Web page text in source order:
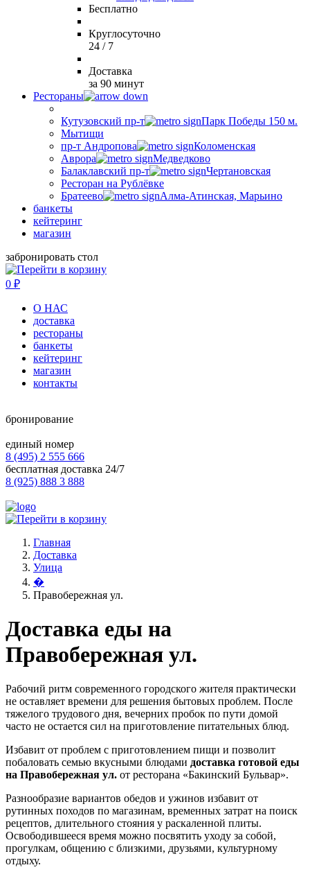
Бесплатно
Круглосуточно
24 / 7
Доставка
за 90 минут
Рестораны
Кутузовский пр-т
Парк Победы 150 м.
Мытищи
пр-т Андропова
Коломенская
Аврора
Медведково
Балаклавский пр-т
Чертановская
Ресторан на Рублёвке
Братеево
Алма-Атинская, Марьино
банкеты
кейтеринг
магазин
забронировать стол
0 ₽
О НАС
доставка
рестораны
банкеты
кейтеринг
магазин
контакты
бронирование
единый номер
8 (495) 2 555 666
бесплатная доставка 24/7
8 (925) 888 3 888
Главная
Доставка
Улица
�
Правобережная ул.
Доставка еды на
Правобережная ул.
Рабочий ритм современного городского жителя практически
не оставляет времени для решения бытовых проблем. После
тяжелого трудового дня, вечерних пробок по пути домой
часто не остается сил на приготовление питательных блюд.
Избавит от проблем с приготовлением пищи и позволит
побаловать семью вкусными блюдами доставка готовой еды
на Правобережная ул. от ресторана «Бакинский Бульвар».
Разнообразие вариантов обедов и ужинов избавит от
рутинных походов по магазинам, временных затрат на поиск
рецептов, длительного стояния у раскаленной плиты.
Освободившееся время можно посвятить уходу за собой,
прогулкам, общению с близкими, друзьями, культурному
отдыху.